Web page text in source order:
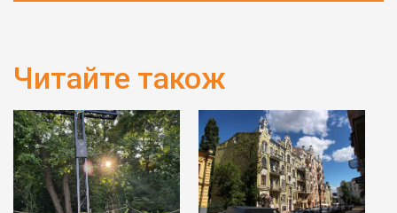
Читайте також